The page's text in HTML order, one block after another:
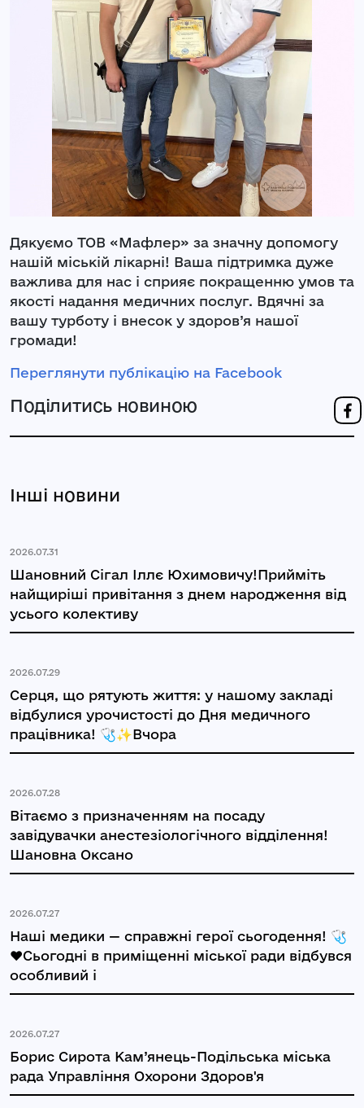
Дякуємо ТОВ «Мафлер» за значну допомогу
нашій міській лікарні! Ваша підтримка дуже
важлива для нас і сприяє покращенню умов та
якості надання медичних послуг. Вдячні за
вашу турботу і внесок у здоров’я нашої
громади!
Переглянути публікацію на Facebook
Поділитись новиною
Інші новини
2026.07.31
Шановний Сігал Іллє Юхимовичу!Прийміть
найщиріші привітання з днем народження від
усього колективу
2026.07.29
Серця, що рятують життя: у нашому закладі
відбулися урочистості до Дня медичного
працівника! 🩺✨Вчора
2026.07.28
Вітаємо з призначенням на посаду
завідувачки анестезіологічного відділення!
Шановна Оксано
2026.07.27
Наші медики — справжні герої сьогодення! 🩺
❤️Сьогодні в приміщенні міської ради відбувся
особливий і
2026.07.27
Борис Сирота Кам’янець-Подільська міська
рада Управління Охорони Здоров'я